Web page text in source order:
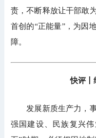
责，不断释放让干部敢
首创的“正能量”，为因
障。
快评丨
发展新质生产力，事
强国建设、民族复兴